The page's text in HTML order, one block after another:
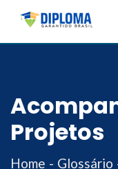
Skip
Projetos
Home Glossário